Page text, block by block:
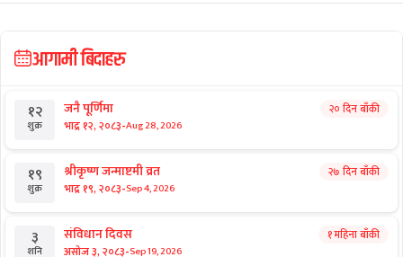
आगामी बिदाहरु
१२
शुक्र
जनै पूर्णिमा
भाद्र १२, २०८३-Aug 28, 2026
२० दिन बाँकी
१९
शुक्र
श्रीकृष्ण जन्माष्टमी व्रत
भाद्र १९, २०८३-Sep 4, 2026
२७ दिन बाँकी
३
शनि
संविधान दिवस
असोज ३, २०८३-Sep 19, 2026
१ महिना बाँकी